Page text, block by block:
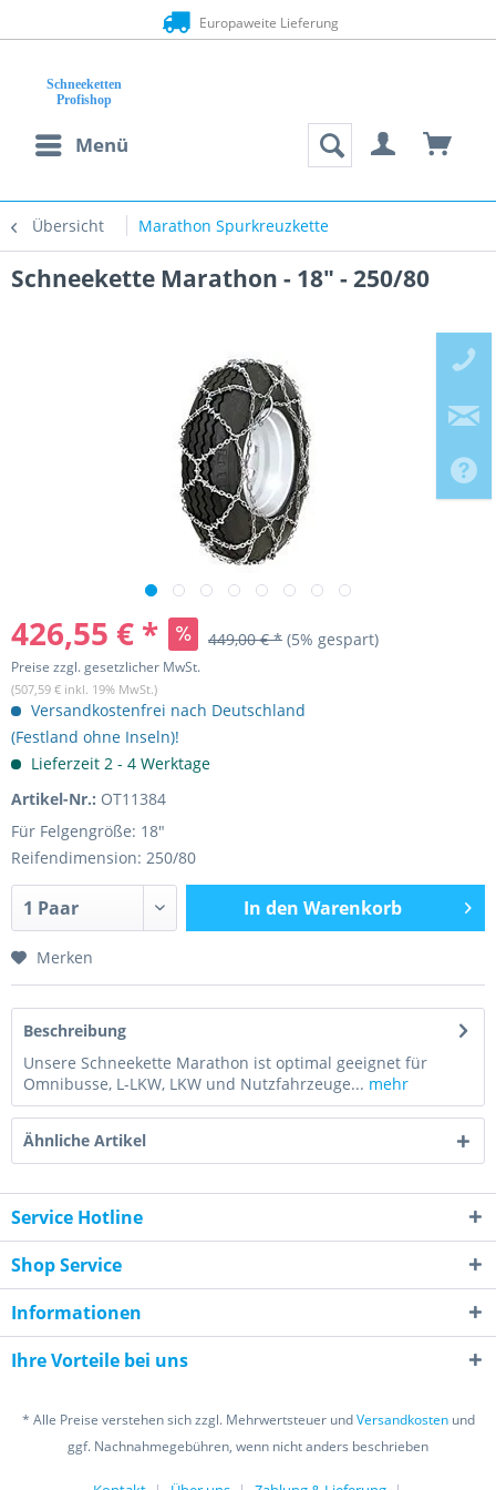
Europaweite Lieferung
Menü
Übersicht Marathon Spurkreuzkette
Schneekette Marathon - 18" - 250/80
426,55 € * 449,00 € * (5% gespart)
Preise zzgl. gesetzlicher MwSt.
(507,59 € inkl. 19% MwSt.)
Versandkostenfrei nach Deutschland
(Festland ohne Inseln)!
Lieferzeit 2 - 4 Werktage
Artikel-Nr.: OT11384
Für Felgengröße: 18"
Reifendimension: 250/80
In den Warenkorb
Merken
Beschreibung
Unsere Schneekette Marathon ist optimal geeignet für
Omnibusse, L-LKW, LKW und Nutzfahrzeuge... mehr
Ähnliche Artikel
Service Hotline
Shop Service
Informationen
Ihre Vorteile bei uns
* Alle Preise verstehen sich zzgl. Mehrwertsteuer undVersandkostenund
ggf. Nachnahmegebühren, wenn nicht anders beschrieben